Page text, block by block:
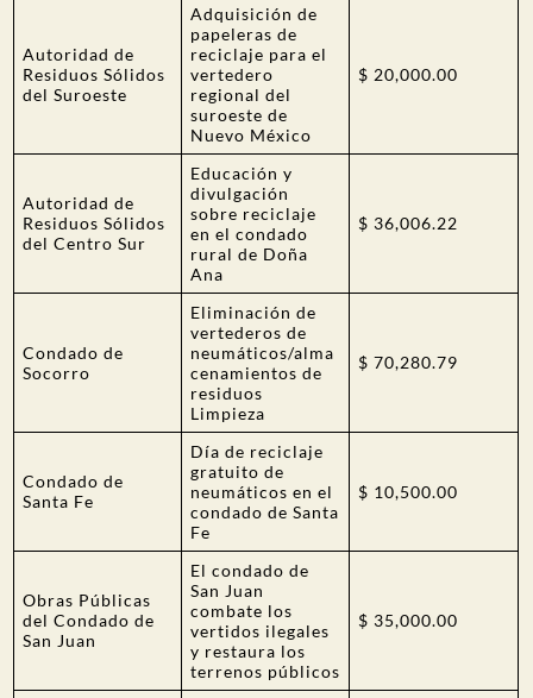
Autoridad de
Residuos Sólidos
del Suroeste
Adquisición de
papeleras de
reciclaje para el
vertedero
regional del
suroeste de
Nuevo México
$ 20,000.00
Autoridad de
Residuos Sólidos
del Centro Sur
Educación y
divulgación
sobre reciclaje
en el condado
rural de Doña
Ana
$ 36,006.22
Condado de
Socorro
Eliminación de
vertederos de
neumáticos/alma
cenamientos de
residuos
Limpieza
$ 70,280.79
Condado de
Santa Fe
Día de reciclaje
gratuito de
neumáticos en el
condado de Santa
Fe
$ 10,500.00
Obras Públicas
del Condado de
San Juan
El condado de
San Juan
combate los
vertidos ilegales
y restaura los
terrenos públicos
$ 35,000.00